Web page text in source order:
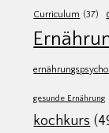
Curriculum (37)
gesunde Ernährung
kochkurs